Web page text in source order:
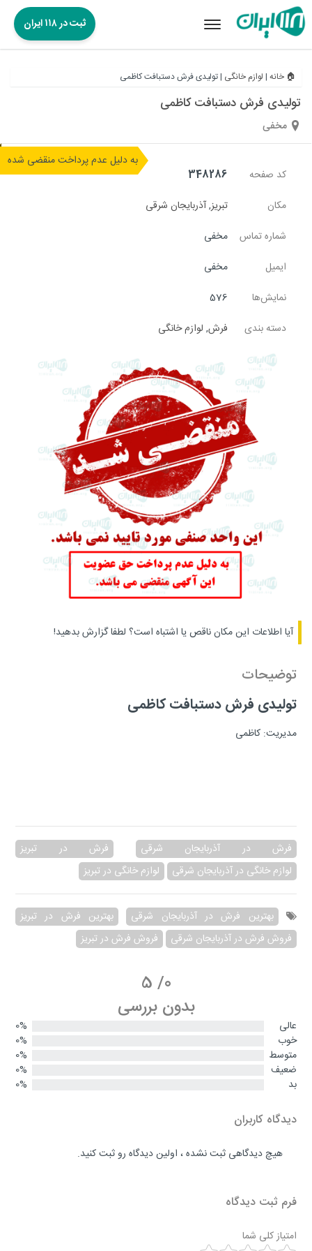
Toggle
ثبت در ۱۱۸ ایران
🏠 خانه|لوازم خانگی|تولیدی فرش دستبافت کاظمی
تولیدی فرش دستبافت کاظمی
مخفی
به دلیل عدم پرداخت منقضی شده
کد صفحه
348286
مکان
تبریز,آذربایجان شرقی
شماره تماس
مخفی
ایمیل
مخفی
نمایش‌ها
576
دسته بندی
فرش, لوازم خانگی
آیا اطلاعات این مکان ناقص یا اشتباه است؟ لطفا گزارش بدهید!
توضیحات
تولیدی فرش دستبافت کاظمی
مدیریت: کاظمی
فرش در آذربایجان شرقی
فرش در تبریز
لوازم خانگی در آذربایجان شرقی
لوازم خانگی در تبریز
بهترین فرش در آذربایجان شرقی
بهترین فرش در تبریز
فروش فرش در آذربایجان شرقی
فروش فرش در تبریز
0
/
5
بدون بررسی
عالی
0%
خوب
0%
متوسط
0%
ضعیف
0%
بد
0%
دیدگاه کاربران
هیچ دیدگاهی ثبت نشده ، اولین دیدگاه رو ثبت کنید.
فرم ثبت دیدگاه
امتیاز کلی شما